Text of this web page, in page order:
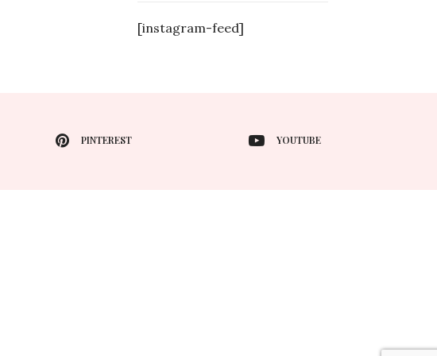
[instagram-feed]
PINTEREST YOUTUBE